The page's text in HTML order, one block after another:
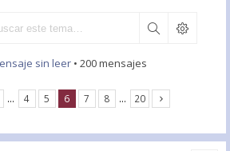
sin leer• 200 mensajes
… 4 5 6 7 8 … 20